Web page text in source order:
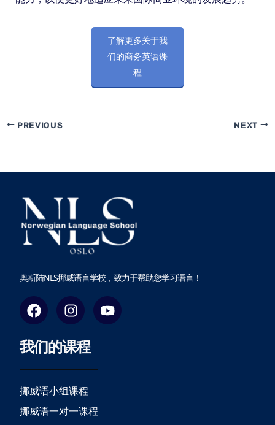
了解更多关于我
们的商务英语课
程
PREVIOUS NEXT
奥斯陆NLS挪威语言学校，致力于帮助您学习语言！
F
a
e
b
o
o
k
I
n
t
a
g
r
a
m
Y
o
我们的课程
挪威语小组课程
挪威语一对一课程